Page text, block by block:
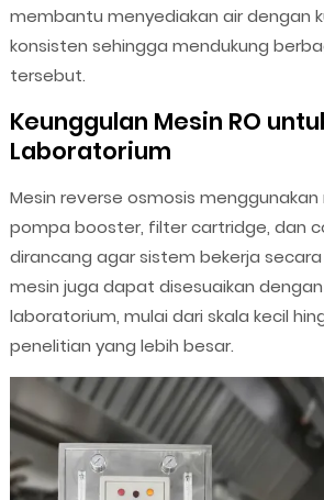
membantu menyediakan air dengan
konsisten sehingga mendukung
tersebut.
Keunggulan Mesin RO
Laboratorium
Mesin reverse osmosis menggunakan
pompa booster, filter cartridge, dan
dirancang agar sistem bekerja
mesin juga dapat disesuaikan
laboratorium, mulai dari skala kecil
penelitian yang lebih besar.